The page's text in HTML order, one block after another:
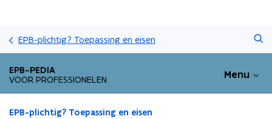
naar
EPB-plichtig? Toepassing en eisen
EPB-PEDIA
VOOR PROFESSIONELEN Menu
Gedaan
EPB-plichtig? Toepassing en eisen